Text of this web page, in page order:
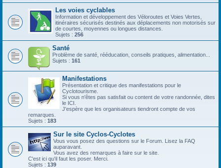
Les voies cyclables
Information et développement des Véloroutes et Voies Vertes,
itinéraires sécurisés destinés aux déplacements non motorisés sur
de courtes, moyennes ou longues distances.
Sujets : 256
Santé
Problème de santé, rééducation, conseils pratiques, alimentation...
Sujets : 161
Manifestations
Présentation et critique des manifestations pour le
Cyclotourisme.
Si vous n'êtes pas satisfait ou content de votre randonnée, dites
le ICI.
J'espère que les organisateurs tiendront compte de vos
remarques.
Sujets : 183
Sur le site Cyclos-Cyclotes
Vous vous posez des questions sur le Forum. Lisez la FAQ
auparavant.
Vous avez des remarques à faire sur le site.
C'est ici qu'il faut les poser. Merci.
Sujets : 139